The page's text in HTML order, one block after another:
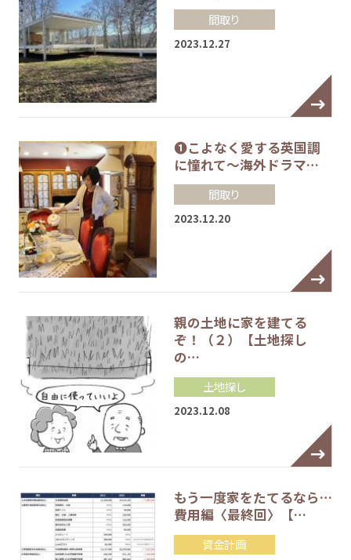
間取り
2023.12.27
❶こよなく愛する英国調
に憧れて～海外ドラマ…
間取り
2023.12.20
親の土地に家を建てる
ぞ！（２）【土地探し
の…
土地探し
2023.12.08
もう一度家をたてるなら…
費用編〈最終回〉【…
資金計画